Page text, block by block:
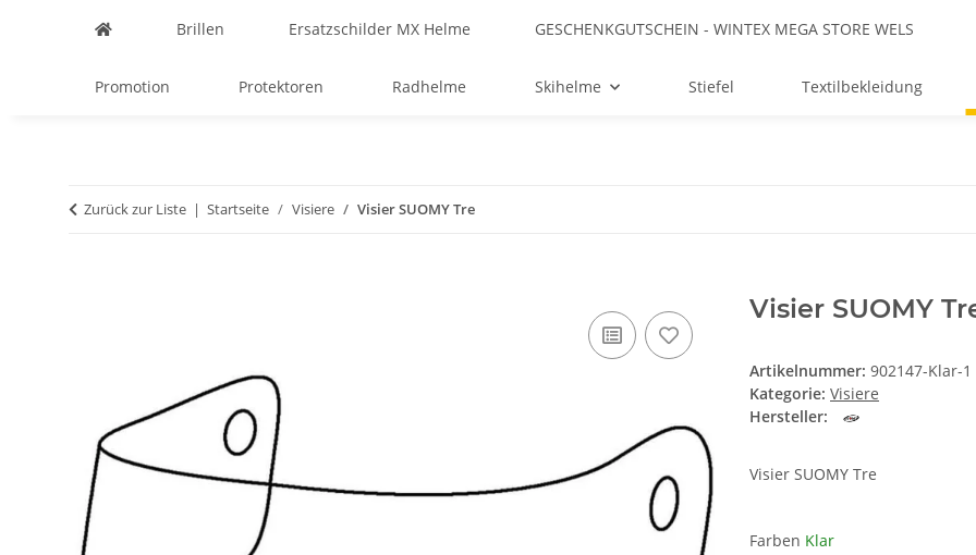
Brillen Ersatzschilder MX Helme GESCHENKGUTSCHEIN - WINTEX MEGA STORE WELS
Promotion Protektoren Radhelme Skihelme Stiefel Textilbekleidung
Zurück zur Liste Startseite Visiere Visier SUOMY Tre
Visier SUOMY
Artikelnummer: 902147-Klar-1
Kategorie: Visiere
Hersteller:
Visier SUOMY Tre
Farben Klar